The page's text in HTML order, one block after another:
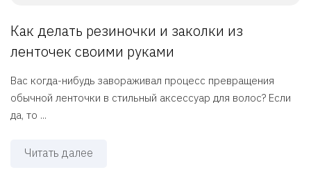
Как делать резиночки и заколки из
ленточек своими руками
Вас когда-нибудь завораживал процесс превращения
обычной ленточки в стильный аксессуар для волос? Если
да, то ...
Читать далее